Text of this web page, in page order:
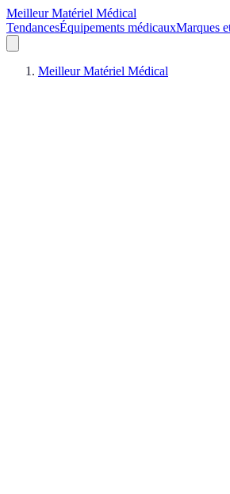
Meilleur Matériel Médical
TendancesÉquipements médicauxMarques
Meilleur Matériel Médical